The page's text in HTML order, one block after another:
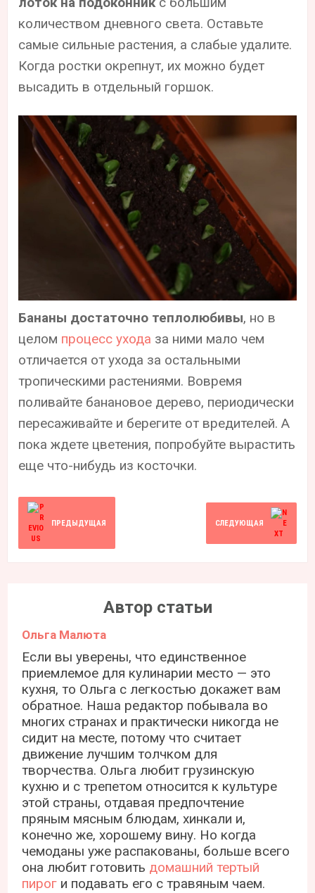
количеством дневного света. Оставьте
самые сильные растения, а слабые удалите.
Когда ростки окрепнут, их можно будет
высадить в отдельный горшок.
Бананы достаточно теплолюбивы, но в
целом процесс ухода за ними мало чем
отличается от ухода за остальными
тропическими растениями. Вовремя
поливайте банановое дерево, периодически
пересаживайте и берегите от вредителей. А
пока ждете цветения, попробуйте вырастить
еще что-нибудь из косточки.
ПРЕДЫДУЩАЯ СЛЕДУЮЩАЯ
Автор статьи
Ольга Малюта
Если вы уверены, что единственное
приемлемое для кулинарии место — это
кухня, то Ольга с легкостью докажет вам
обратное. Наша редактор побывала во
многих странах и практически никогда не
сидит на месте, потому что считает
движение лучшим толчком для
творчества. Ольга любит грузинскую
кухню и с трепетом относится к культуре
этой страны, отдавая предпочтение
пряным мясным блюдам, хинкали и,
конечно же, хорошему вину. Но когда
чемоданы уже распакованы, больше всего
она любит готовить домашний тертый
пирог и подавать его с травяным чаем.